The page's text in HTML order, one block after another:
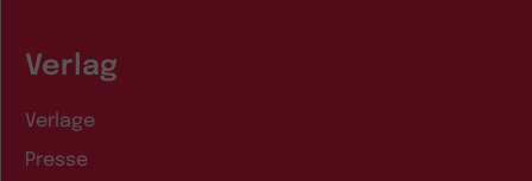
Verlag
Verlage
Presse